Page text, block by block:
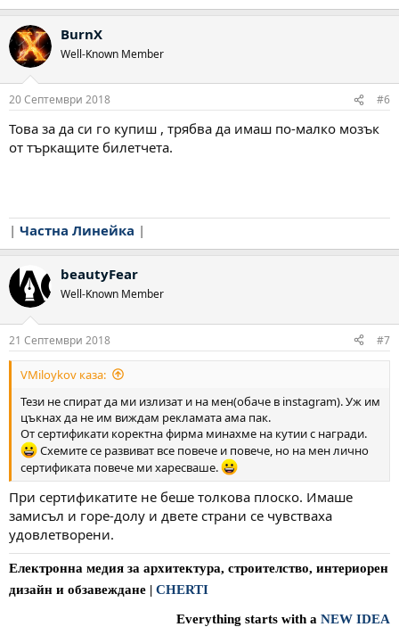
BurnX
Well-Known Member
20 Септември 2018 #6
Това за да си го купиш , трябва да имаш по-малко мозък
от търкащите билетчета.
| Частна Линейка |
beautyFear
Well-Known Member
21 Септември 2018 #7
VMiloykov каза:
Тези не спират да ми излизат и на мен(обаче в instagram). Уж им
цъкнах да не им виждам рекламата ама пак.
От сертификати коректна фирма минахме на кутии с награди.
Схемите се развиват все повече и повече, но на мен лично
сертификата повече ми харесваше.
При сертификатите не беше толкова плоско. Имаше
замисъл и горе-долу и двете страни се чувстваха
удовлетворени.
Електронна медия за архитектура, строителство, интериорен
дизайн и обзавеждане | CHERTI
Everything starts with a NEW IDEA